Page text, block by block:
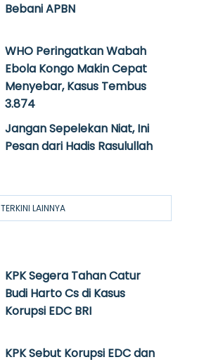
Bebani APBN
WHO Peringatkan Wabah
Ebola Kongo Makin Cepat
Menyebar, Kasus Tembus
3.874
Jangan Sepelekan Niat, Ini
Pesan dari Hadis Rasulullah
TERKINI LAINNYA
KPK Segera Tahan Catur
Budi Harto Cs di Kasus
Korupsi EDC BRI
KPK Sebut Korupsi EDC dan